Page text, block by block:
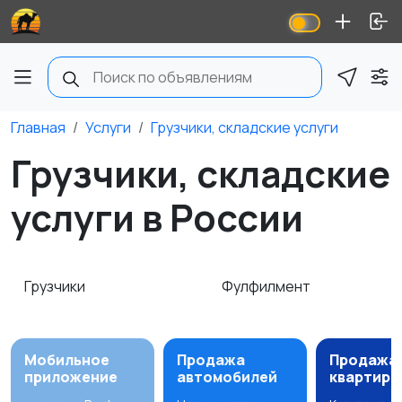
Главная Услуги Грузчики, складские услуги
Грузчики, складские
услуги в России
Грузчики Фулфилмент
Мобильное
приложение
Продажа
автомобилей
Продажа
квартир